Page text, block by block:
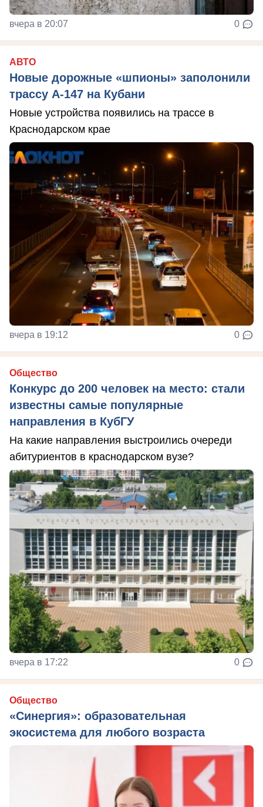
вчера в 20:07 0
АВТО
Новые дорожные «шпионы» заполонили
трассу А-147 на Кубани
Новые устройства появились на трассе в
Краснодарском крае
вчера в 19:12 0
Общество
Конкурс до 200 человек на место: стали
известны самые популярные
направления в КубГУ
На какие направления выстроились очереди
абитуриентов в краснодарском вузе?
вчера в 17:22 0
Общество
«Синергия»: образовательная
экосистема для любого возраста